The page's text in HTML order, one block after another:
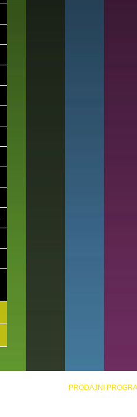
PRODAJNI